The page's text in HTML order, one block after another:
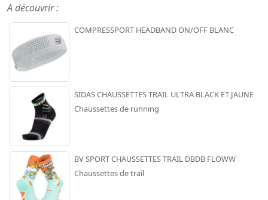
A découvrir :
COMPRESSPORT HEADBAND ON/OFF BLANC
SIDAS CHAUSSETTES TRAIL ULTRA BLACK ET JAUNE
Chaussettes de running
BV SPORT CHAUSSETTES TRAIL DBDB FLOWW
Chaussettes de trail